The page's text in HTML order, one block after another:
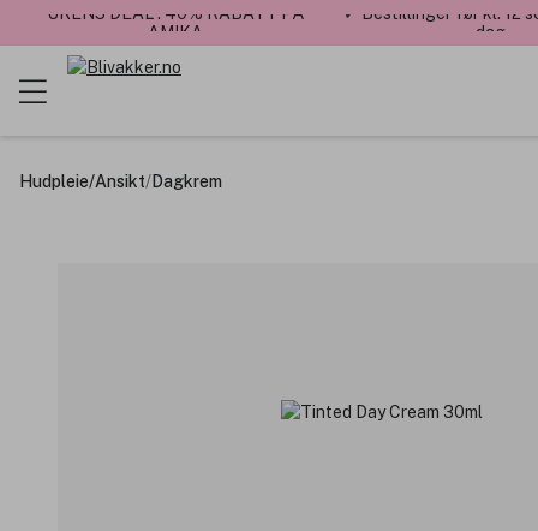
UKENS DEAL : 40% RABATT PÅ
AMIKA
✓ Bestillinger før kl. 12
dag
Hudpleie/Ansikt/Dagkrem